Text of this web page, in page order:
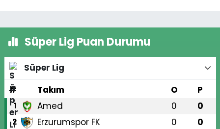
Süper Lig Puan Durumu
Süper Lig
#
Takım O P
1 Amed 0 0
2 Erzurumspor FK 0 0